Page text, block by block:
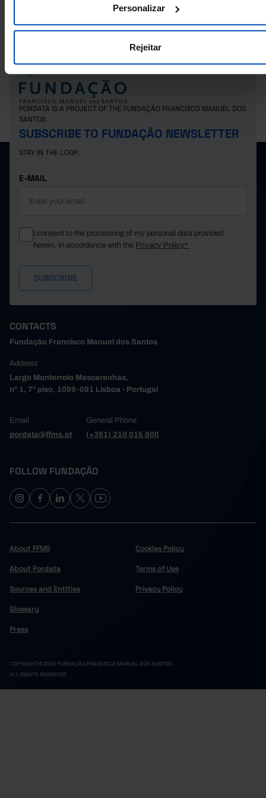
Personalizar
Rejeitar
7,323
Horta
7,323 14
216
1,992
Santa Cruz das Flores
1,175 4
11
Ilha do Corvo
Corvo
299 1 0
PORDATA IS A PROJECT OF THE FUNDAÇÃO FRANCISCO MANUEL DOS
SANTOS.
SUBSCRIBE TO FUNDAÇÃO NEWSLETTER
STAY IN THE LOOP.
E-MAIL
I consent to the processing of my personal data provided
herein, in accordance with the Privacy Policy*
CONTACTS
Fundação Francisco Manuel dos Santos
Address
Largo Monterroio Mascarenhas,
nº 1, 7º piso, 1099-081 Lisboa - Portugal
Email
pordata@ffms.pt
General Phone
(+351) 210 015 800
FOLLOW FUNDAÇÃO
About FFMS
About Pordata
Sources and Entities
Glossary
Press
Cookies Policy
Terms of Use
Privacy Policy
COPYRIGHT © 2024 FUNDAÇÃO FRANCISCO MANUEL DOS SANTOS.
ALL RIGHTS RESERVED